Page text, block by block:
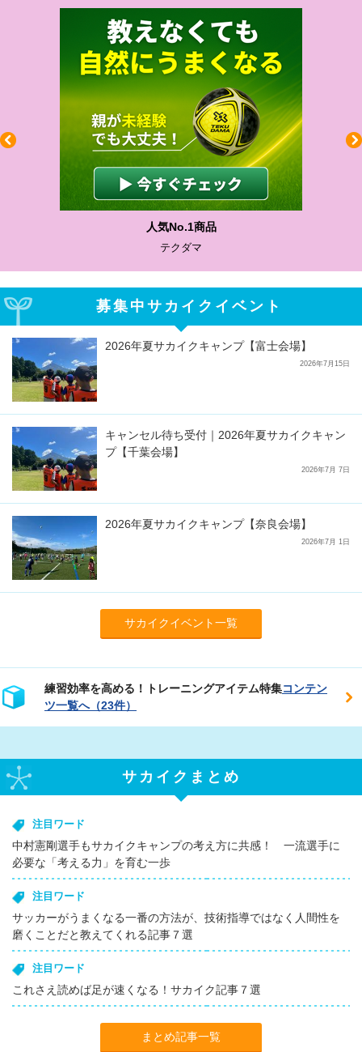
わかりやすい質問に沿って書ける
サカイクサッカーノート
募集中サカイクイベント
2026年夏サカイクキャンプ【富士会場】
2026年7月15日
キャンセル待ち受付｜2026年夏サカイクキャン
プ【千葉会場】
2026年7月 7日
2026年夏サカイクキャンプ【奈良会場】
2026年7月 1日
サカイクイベント一覧
練習効率を高める！トレーニングアイテム特集コンテン
ツ一覧へ（23件）
サカイクまとめ
注目ワード
中村憲剛選手もサカイクキャンプの考え方に共感！ 一流選手に
必要な「考える力」を育む一歩
注目ワード
サッカーがうまくなる一番の方法が、技術指導ではなく人間性を
磨くことだと教えてくれる記事７選
注目ワード
これさえ読めば足が速くなる！サカイク記事７選
まとめ記事一覧